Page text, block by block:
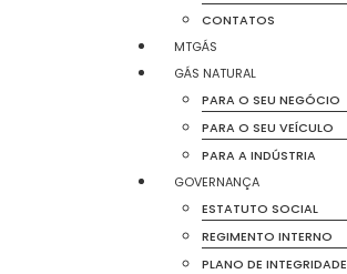
CONTATOS
MTGÁS
GÁS NATURAL
PARA O SEU NEGÓCIO
PARA O SEU VEÍCULO
PARA A INDÚSTRIA
GOVERNANÇA
ESTATUTO SOCIAL
REGIMENTO INTERNO
PLANO DE INTEGRIDADE